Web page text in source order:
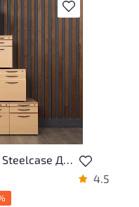
В избранное
на
Тумба подкатная Steelcase ДСП Бук США
4.5